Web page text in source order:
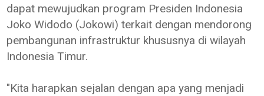
dapat mewujudkan program Presiden Indonesia
Joko Widodo (Jokowi) terkait dengan mendorong
pembangunan infrastruktur khususnya di wilayah
Indonesia Timur.
"Kita harapkan sejalan dengan apa yang menjadi